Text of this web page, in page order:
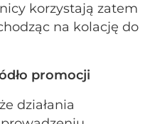
korzystają zatem
na kolację do
promocji
działania